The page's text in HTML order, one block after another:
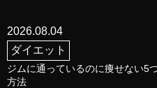
2026.08.04
ダイエット
ジムに通っているのに痩せない5
方法